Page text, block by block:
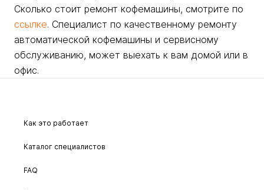
Сколько стоит ремонт кофемашины, смотрите по
ссылке. Специалист по качественному ремонту
автоматической кофемашины и сервисному
обслуживанию, может выехать к вам домой или в
офис.
Как это работает
Каталог специалистов
FAQ